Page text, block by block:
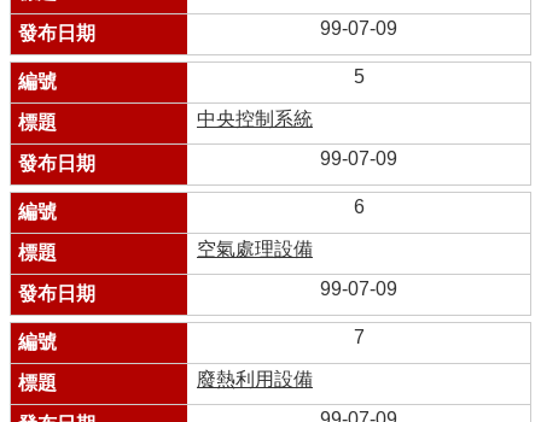
99-07-09
5
中央控制系統
99-07-09
6
空氣處理設備
99-07-09
7
廢熱利用設備